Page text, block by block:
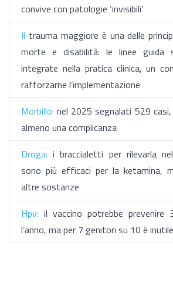
convive con patologie ‘invisibili’
Il trauma maggiore è una delle
morte e disabilità: le linee guida
integrate nella pratica clinica, un
rafforzarne l’implementazione
Morbillo: nel 2025 segnalati 529
almeno una complicanza
Droga: i braccialetti per rilevarla
sono più efficaci per la ketamina,
altre sostanze
Hpv: il vaccino potrebbe prevenire
l’anno, ma per 7 genitori su 10 è inutile